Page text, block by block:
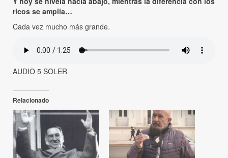
ricos se amplía…
Cada vez mucho más grande.
AUDIO 5 SOLER
Relacionado